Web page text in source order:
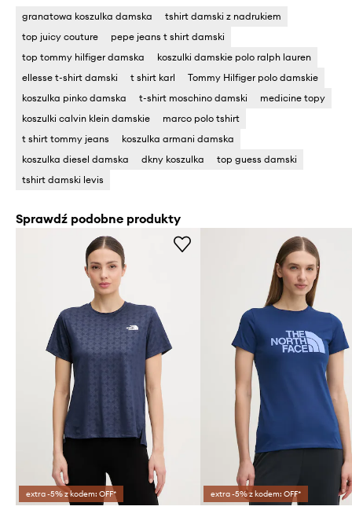
granatowa koszulka damska
tshirt damski z nadrukiem
top juicy couture
pepe jeans t shirt damski
top tommy hilfiger damska
koszulki damskie polo ralph lauren
ellesse t-shirt damski
t shirt karl
Tommy Hilfiger polo damskie
koszulka pinko damska
t-shirt moschino damski
medicine topy
koszulki calvin klein damskie
marco polo tshirt
t shirt tommy jeans
koszulka armani damska
koszulka diesel damska
dkny koszulka
top guess damski
tshirt damski levis
Sprawdź podobne produkty
extra -5% z kodem: OFF* extra -5% z kodem: OFF*